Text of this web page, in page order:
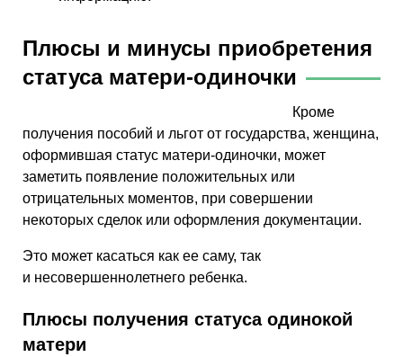
Плюсы и минусы приобретения
статуса матери-одиночки
Кроме
получения пособий и льгот от государства, женщина,
оформившая статус матери-одиночки, может
заметить появление положительных или
отрицательных моментов, при совершении
некоторых сделок или оформления документации.
Это может касаться как ее саму, так
и несовершеннолетнего ребенка.
Плюсы получения статуса одинокой
матери